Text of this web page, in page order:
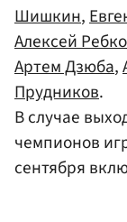
Шишкин,
Алексей Ребко
Артем Дзюба,
Прудников.
В случае
чемпионов
сентября